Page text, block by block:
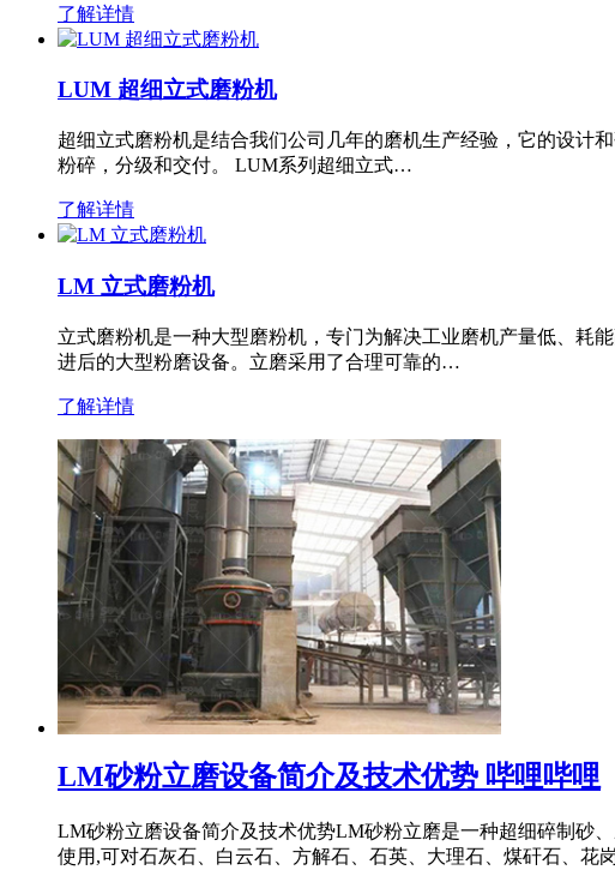
了解详情
LUM 超细立式磨粉机
超细立式磨粉机是结合我们公司几年的磨机生产经验，它的设计
粉碎，分级和交付。 LUM系列超细立式…
了解详情
LM 立式磨粉机
立式磨粉机是一种大型磨粉机，专门为解决工业磨机产量低、耗
进后的大型粉磨设备。立磨采用了合理可靠的…
了解详情
LM砂粉立磨设备简介及技术优势 哔哩哔哩
LM砂粉立磨设备简介及技术优势LM砂粉立磨是一种超细碎制砂
使用,可对石灰石、白云石、方解石、石英、大理石、煤矸石、花